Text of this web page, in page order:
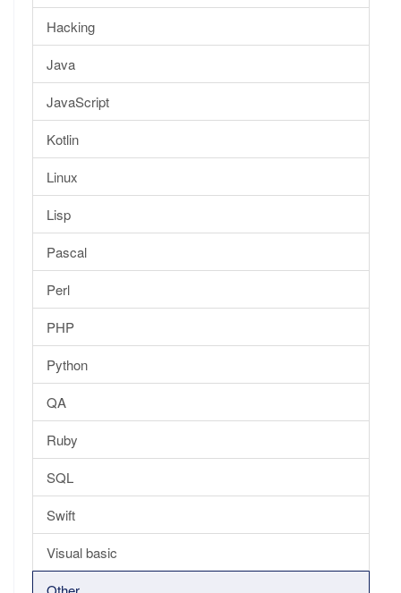
Hacking
Java
JavaScript
Kotlin
Linux
Lisp
Pascal
Perl
PHP
Python
QA
Ruby
SQL
Swift
Visual basic